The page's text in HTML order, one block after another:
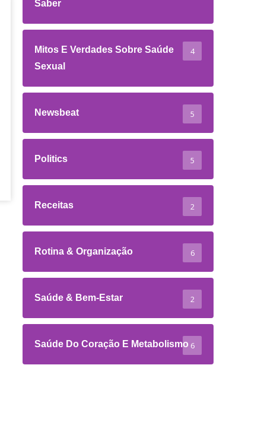
Saber
Mitos E Verdades Sobre Saúde
Sexual
4
Newsbeat 5
Politics 5
Receitas 2
Rotina & Organização 6
Saúde & Bem-Estar 2
Saúde Do Coração E Metabolismo 6